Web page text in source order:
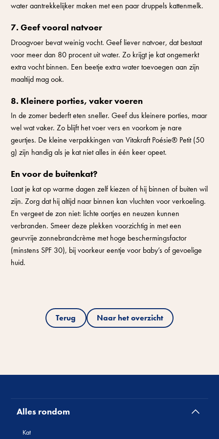
water aantrekkelijker maken met een paar druppels kattenmelk.
7. Geef vooral natvoer
Droogvoer bevat weinig vocht. Geef liever natvoer, dat bestaat
voor meer dan 80 procent uit water. Zo krijgt je kat ongemerkt
extra vocht binnen. Een beetje extra water toevoegen aan zijn
maaltijd mag ook.
8. Kleinere porties, vaker voeren
In de zomer bederft eten sneller. Geef dus kleinere porties, maar
wel wat vaker. Zo blijft het voer vers en voorkom je nare
geurtjes. De kleine verpakkingen van Vitakraft Poésie® Petit (50
g) zijn handig als je kat niet alles in één keer opeet.
En voor de buitenkat?
Laat je kat op warme dagen zelf kiezen of hij binnen of buiten wil
zijn. Zorg dat hij altijd naar binnen kan vluchten voor verkoeling.
En vergeet de zon niet: lichte oortjes en neuzen kunnen
verbranden. Smeer deze plekken voorzichtig in met een
geurvrije zonnebrandcrème met hoge beschermingsfactor
(minstens SPF 30), bij voorkeur eentje voor baby’s of gevoelige
huid.
Terug Naar het overzicht
Alles rondom
Kat